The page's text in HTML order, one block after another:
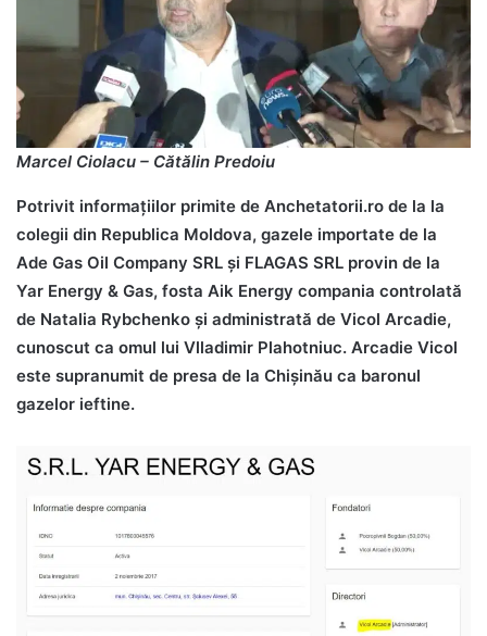
Marcel Ciolacu – Cătălin Predoiu
Potrivit informațiilor primite de Anchetatorii.ro de la la
colegii din Republica Moldova, gazele importate de la
Ade Gas Oil Company SRL și FLAGAS SRL provin de la
Yar Energy & Gas, fosta Aik Energy compania controlată
de Natalia Rybchenko și administrată de Vicol Arcadie,
cunoscut ca omul lui Vlladimir Plahotniuc. Arcadie Vicol
este supranumit de presa de la Chișinău ca baronul
gazelor ieftine.